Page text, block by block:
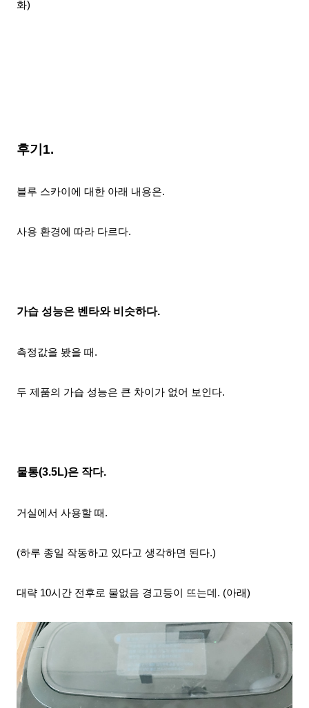
화)
후기1.
블루 스카이에 대한 아래 내용은.
사용 환경에 따라 다르다.
가습 성능은 벤타와 비슷하다.
측정값을 봤을 때.
두 제품의 가습 성능은 큰 차이가 없어 보인다.
물통(3.5L)은 작다.
거실에서 사용할 때.
(하루 종일 작동하고 있다고 생각하면 된다.)
대략 10시간 전후로 물없음 경고등이 뜨는데. (아래)